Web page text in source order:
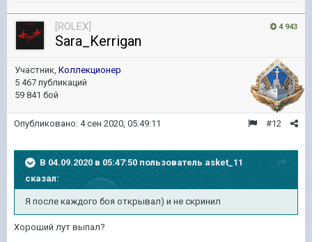
4 943
[ROLEX]
Sara_Kerrigan
Участник, Коллекционер
5 467 публикаций
59 841 бой
#12
Опубликовано: 4 сен 2020, 05:49:11
В 04.09.2020 в 05:47:50 пользователь asket_11
сказал:
Я после каждого боя открывал) и не скринил
Хороший лут выпал?